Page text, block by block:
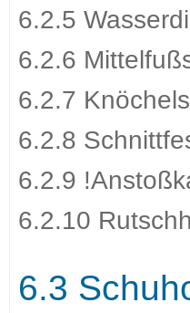
6.2.5
6.2.6
6.2.7
6.2.8
6.2.9
6.2.10
6.3